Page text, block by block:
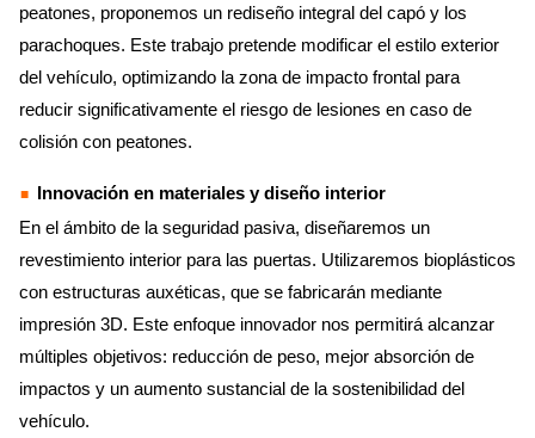
peatones, proponemos un rediseño integral del capó y los
parachoques. Este trabajo pretende modificar el estilo exterior
del vehículo, optimizando la zona de impacto frontal para
reducir significativamente el riesgo de lesiones en caso de
colisión con peatones.
Innovación en materiales y diseño interior
En el ámbito de la seguridad pasiva, diseñaremos un
revestimiento interior para las puertas. Utilizaremos bioplásticos
con estructuras auxéticas, que se fabricarán mediante
impresión 3D. Este enfoque innovador nos permitirá alcanzar
múltiples objetivos: reducción de peso, mejor absorción de
impactos y un aumento sustancial de la sostenibilidad del
vehículo.